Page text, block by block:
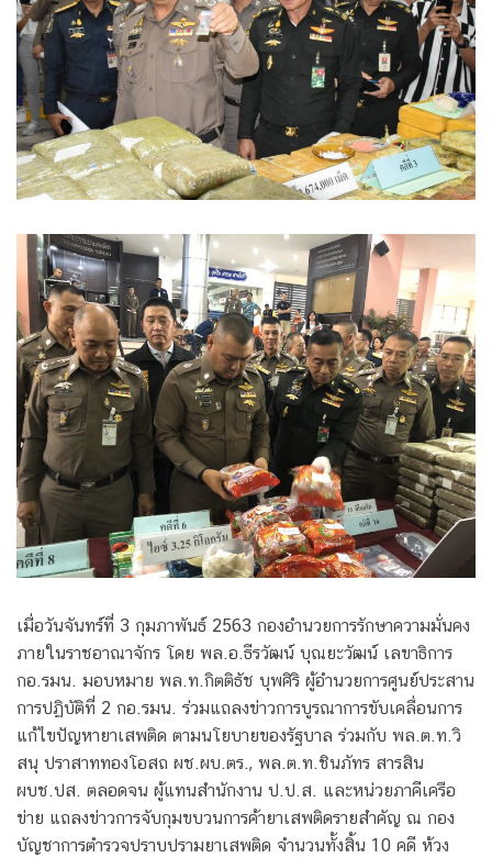
เมื่อวันจันทร์ที่ 3 กุมภาพันธ์ 2563 กองอำนวยการรักษาความมั่นคง
ภายในราชอาณาจักร โดย พล.อ.ธีรวัฒน์ บุณยะวัฒน์ เลขาธิการ
กอ.รมน. มอบหมาย พล.ท.กิตติธัช บุพศิริ ผู้อำนวยการศูนย์ประสาน
การปฏิบัติที่ 2 กอ.รมน. ร่วมแถลงข่าวการบูรณาการขับเคลื่อนการ
แก้ไขปัญหายาเสพติด ตามนโยบายของรัฐบาล ร่วมกับ พล.ต.ท.วิ
สนุ ปราสาททองโอสถ ผช.ผบ.ตร., พล.ต.ท.ชินภัทร สารสิน
ผบช.ปส. ตลอดจน ผู้แทนสำนักงาน ป.ป.ส. และหน่วยภาคีเครือ
ข่าย แถลงข่าวการจับกุมขบวนการค้ายาเสพติดรายสำคัญ ณ กอง
บัญชาการตำรวจปราบปรามยาเสพติด จำนวนทั้งสิ้น 10 คดี ห้วง